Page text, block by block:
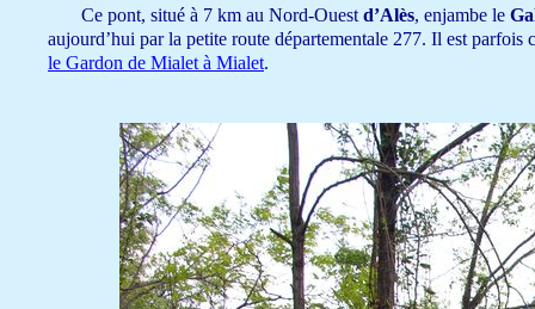
Ce pont, situé à 7 km au Nord-Ouest d’Alès, enjambe le
aujourd’hui par la petite route départementale 277. Il est
le Gardon de Mialet à Mialet.